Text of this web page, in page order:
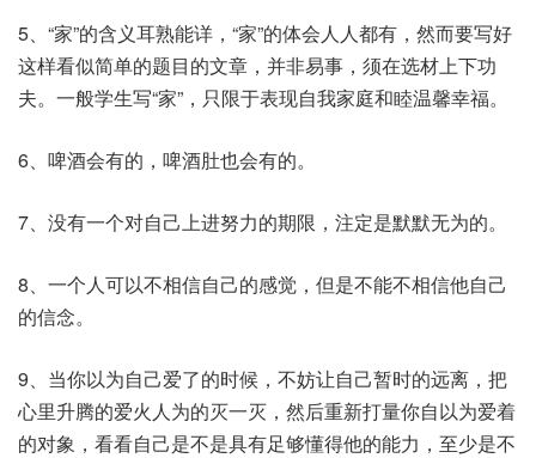
5、“家”的含义耳熟能详，“家”的体会人人都有，然而要写好
这样看似简单的题目的文章，并非易事，须在选材上下功
夫。一般学生写“家”，只限于表现自我家庭和睦温馨幸福。
6、啤酒会有的，啤酒肚也会有的。
7、没有一个对自己上进努力的期限，注定是默默无为的。
8、一个人可以不相信自己的感觉，但是不能不相信他自己
的信念。
9、当你以为自己爱了的时候，不妨让自己暂时的远离，把
心里升腾的爱火人为的灭一灭，然后重新打量你自以为爱着
的对象，看看自己是不是具有足够懂得他的能力，至少是不